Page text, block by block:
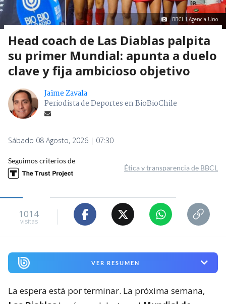
BBCL I Agencia Uno
Head coach de Las Diablas palpita
su primer Mundial: apunta a duelo
clave y fija ambicioso objetivo
Jaime Zavala
Periodista de Deportes en BioBioChile
Sábado 08 Agosto, 2026 | 07:30
Seguimos criterios de
Ética y transparencia de BBCL
1014
visitas
VER RESUMEN
La espera está por terminar. La próxima semana,